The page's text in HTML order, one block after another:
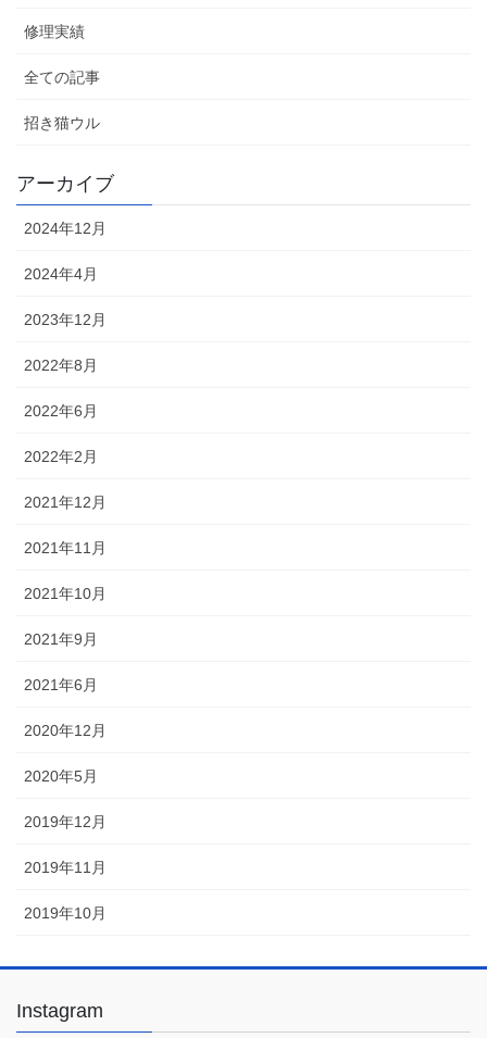
修理実績
全ての記事
招き猫ウル
アーカイブ
2024年12月
2024年4月
2023年12月
2022年8月
2022年6月
2022年2月
2021年12月
2021年11月
2021年10月
2021年9月
2021年6月
2020年12月
2020年5月
2019年12月
2019年11月
2019年10月
Instagram